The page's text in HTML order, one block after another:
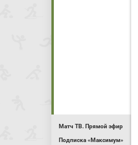
Матч ТВ. Прямой эфир
Подписка «Максимум»